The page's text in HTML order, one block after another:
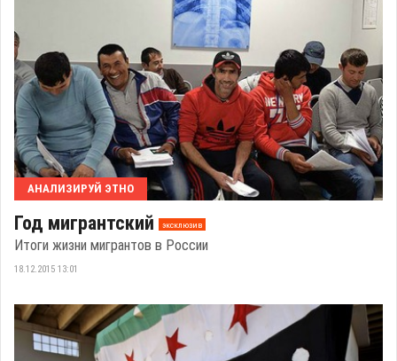
АНАЛИЗИРУЙ ЭТНО
Год мигрантский эксклюзив
Итоги жизни мигрантов в России
18.12.2015 13:01